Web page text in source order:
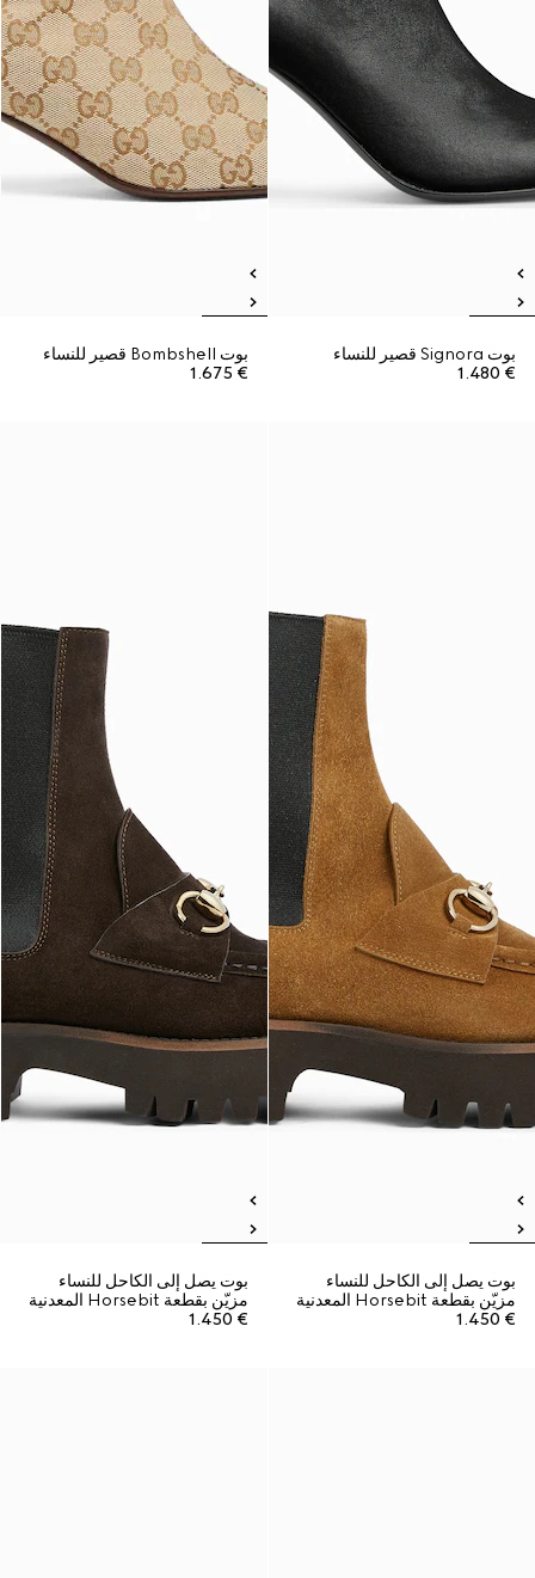
بوت Signora قصير للنساء
€ 1.480
بوت Bombshell قصير للنساء
€ 1.675
بوت يصل إلى الكاحل للنساء
مزيّن بقطعة Horsebit المعدنية
€ 1.450
بوت يصل إلى الكاحل للنساء
مزيّن بقطعة Horsebit المعدنية
€ 1.450